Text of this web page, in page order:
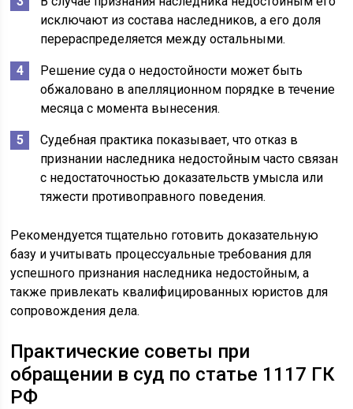
исключают из состава наследников, а его доля
перераспределяется между остальными.
Решение суда о недостойности может быть
обжаловано в апелляционном порядке в течение
месяца с момента вынесения.
Судебная практика показывает, что отказ в
признании наследника недостойным часто связан
с недостаточностью доказательств умысла или
тяжести противоправного поведения.
Рекомендуется тщательно готовить доказательную
базу и учитывать процессуальные требования для
успешного признания наследника недостойным, а
также привлекать квалифицированных юристов для
сопровождения дела.
Практические советы при
обращении в суд по статье 1117 ГК
РФ